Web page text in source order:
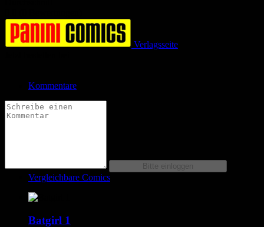
Verlagsseite
Kommentare
Vergleichbare Comics
Batgirl 1